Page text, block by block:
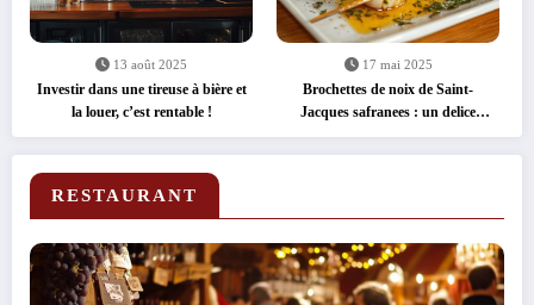
13 août 2025
Investir dans une tireuse à bière et
la louer, c’est rentable !
17 mai 2025
Brochettes de noix de Saint-
Jacques safranees : un delice
express
RESTAURANT